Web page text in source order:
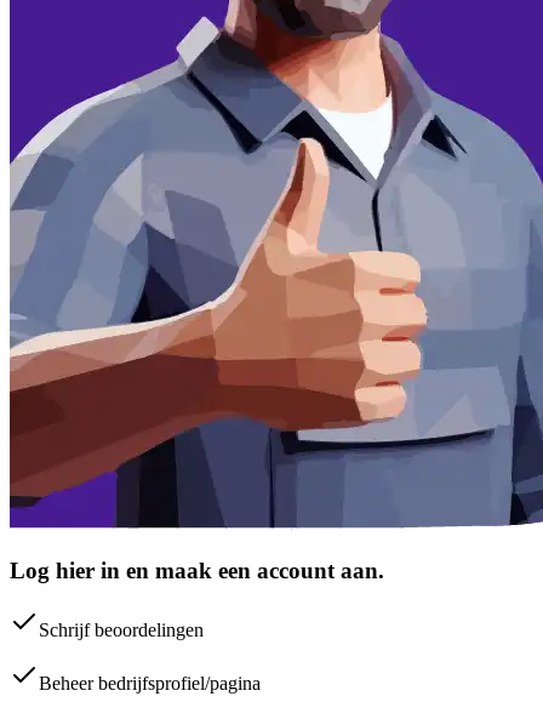
Log hier in en maak een account aan.
Schrijf beoordelingen
Beheer bedrijfsprofiel/pagina